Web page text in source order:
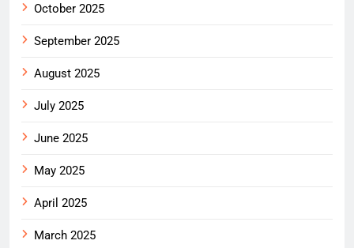
October 2025
September 2025
August 2025
July 2025
June 2025
May 2025
April 2025
March 2025